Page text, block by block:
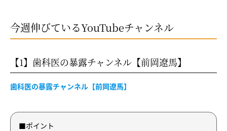
今週伸びているYouTubeチャンネル
【1】歯科医の暴露チャンネル【前岡遼馬】
歯科医の暴露チャンネル【前岡遼馬】
■ポイント